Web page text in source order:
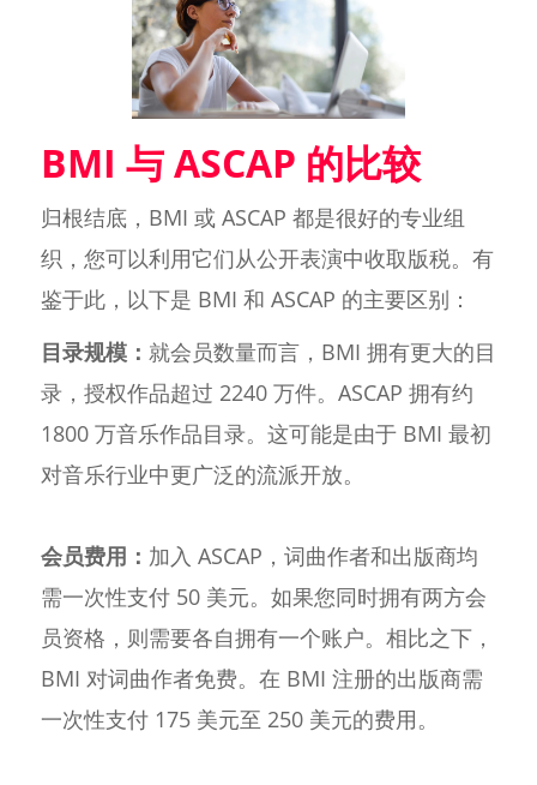
BMI 与 ASCAP 的比较
归根结底，BMI 或 ASCAP 都是很好的专业组
织，您可以利用它们从公开表演中收取版税。有
鉴于此，以下是 BMI 和 ASCAP 的主要区别：
目录规模： 就会员数量而言，BMI 拥有更大的目
录，授权作品超过 2240 万件。ASCAP 拥有约
1800 万音乐作品目录。这可能是由于 BMI 最初
对音乐行业中更广泛的流派开放。
会员费用： 加入 ASCAP，词曲作者和出版商均
需一次性支付 50 美元。如果您同时拥有两方会
员资格，则需要各自拥有一个账户。相比之下，
BMI 对词曲作者免费。在 BMI 注册的出版商需
一次性支付 175 美元至 250 美元的费用。